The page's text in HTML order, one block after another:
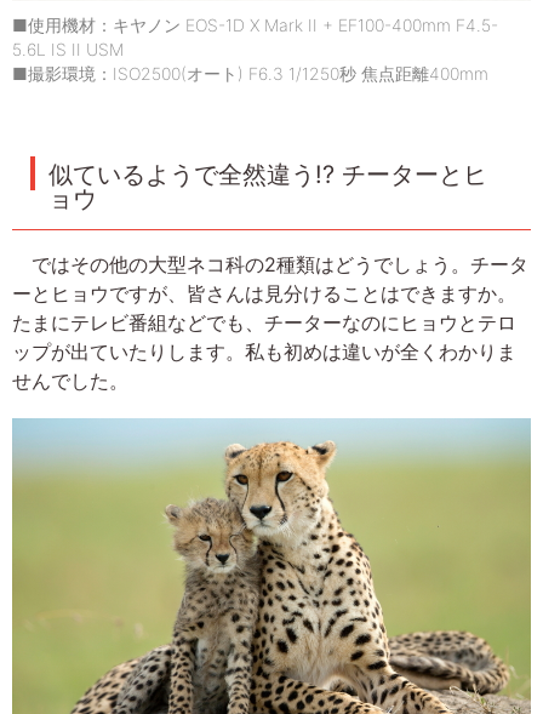
■使用機材：キヤノン EOS-1D X Mark II + EF100-400mm F4.5-
5.6L IS II USM
■撮影環境：ISO2500(オート) F6.3 1/1250秒 焦点距離400mm
似ているようで全然違う!? チーターとヒ
ョウ
ではその他の大型ネコ科の2種類はどうでしょう。チータ
ーとヒョウですが、皆さんは見分けることはできますか。
たまにテレビ番組などでも、チーターなのにヒョウとテロ
ップが出ていたりします。私も初めは違いが全くわかりま
せんでした。